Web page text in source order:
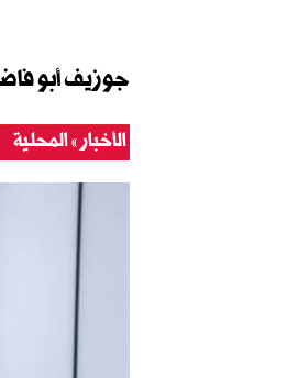
جوزيف أبو
الأخبار المحلية